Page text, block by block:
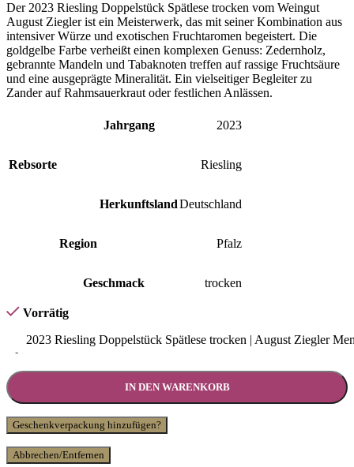
Der 2023 Riesling Doppelstück Spätlese trocken vom Weingut
August Ziegler ist ein Meisterwerk, das mit seiner Kombination aus
intensiver Würze und exotischen Fruchtaromen begeistert. Die
goldgelbe Farbe verheißt einen komplexen Genuss: Zedernholz,
gebrannte Mandeln und Tabaknoten treffen auf rassige Fruchtsäure
und eine ausgeprägte Mineralität. Ein vielseitiger Begleiter zu
Zander auf Rahmsauerkraut oder festlichen Anlässen.
Jahrgang 2023
Rebsorte Riesling
HerkunftslandDeutschland
Region Pfalz
Geschmack trocken
Vorrätig
-
2023 Riesling Doppelstück Spätlese trocken | August Ziegler
IN DEN WARENKORB
Geschenkverpackung hinzufügen?
Abbrechen/Entfernen